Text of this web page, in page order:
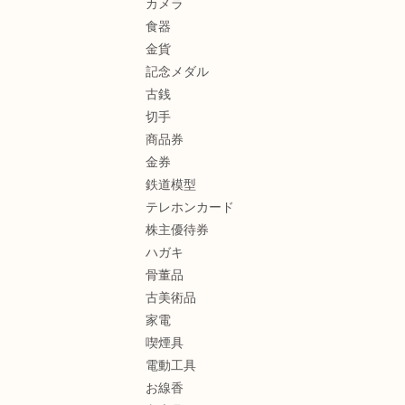
食器
金貨
記念メダル
古銭
切手
商品券
金券
鉄道模型
テレホンカード
株主優待券
ハガキ
骨董品
古美術品
家電
喫煙具
電動工具
お線香